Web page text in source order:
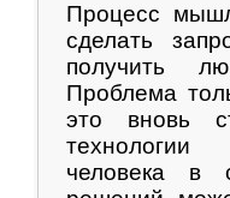
Процесс
сделать
получить
Проблема
это вновь
технологии
человека в